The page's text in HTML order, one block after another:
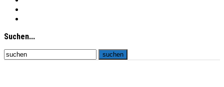
Suchen...